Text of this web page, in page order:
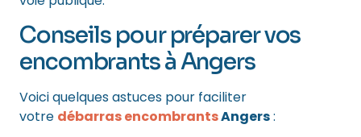
Conseils pour préparer vos
encombrants à Angers
Voici quelques astuces pour faciliter
votre débarras encombrantsAngers: